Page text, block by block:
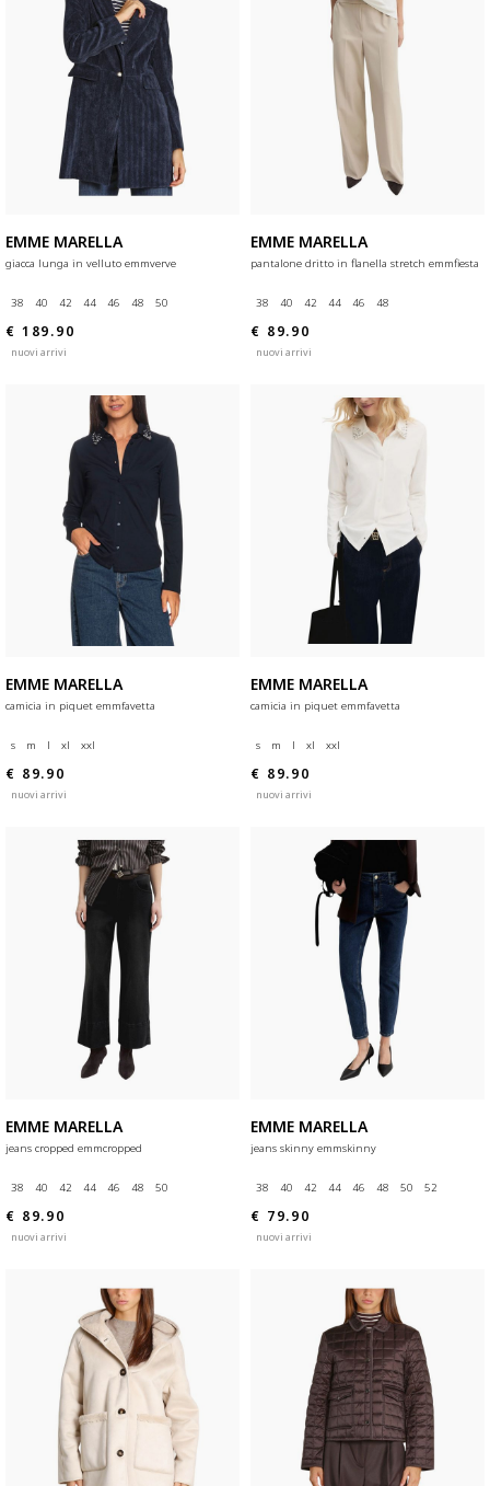
EMME MARELLA
giacca lunga in velluto emmverve
38 40 42 44 46 48 50
€ 189.90
nuovi arrivi
EMME MARELLA
pantalone dritto in flanella stretch emmfiesta
38 40 42 44 46 48
€ 89.90
nuovi arrivi
EMME MARELLA
camicia in piquet emmfavetta
s m l xl xxl
€ 89.90
nuovi arrivi
EMME MARELLA
camicia in piquet emmfavetta
s m l xl xxl
€ 89.90
nuovi arrivi
EMME MARELLA
jeans cropped emmcropped
38 40 42 44 46 48 50
€ 89.90
nuovi arrivi
EMME MARELLA
jeans skinny emmskinny
38 40 42 44 46 48 50 52
€ 79.90
nuovi arrivi